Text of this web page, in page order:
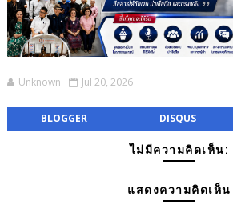
Unknown Jul 20, 2026
BLOGGER DISQUS
ไม่มีความคิดเห็น:
แสดงความคิดเห็น